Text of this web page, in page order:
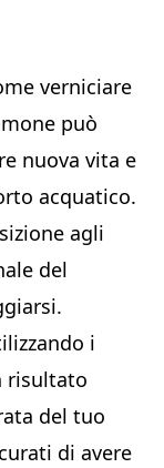
verniciare
può
nuova vita e
acquatico.
agli
del
i
risultato
del tuo
di avere